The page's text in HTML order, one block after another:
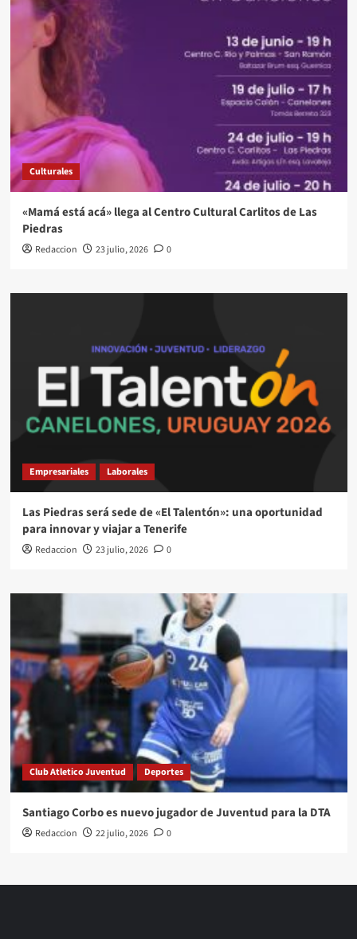
Culturales
«Mamá está acá» llega al Centro Cultural Carlitos de Las
Piedras
Redaccion 23 julio, 2026 0
Empresariales Laborales
Las Piedras será sede de «El Talentón»: una oportunidad
para innovar y viajar a Tenerife
Redaccion 23 julio, 2026 0
Club Atletico Juventud Deportes
Santiago Corbo es nuevo jugador de Juventud para la DTA
Redaccion 22 julio, 2026 0